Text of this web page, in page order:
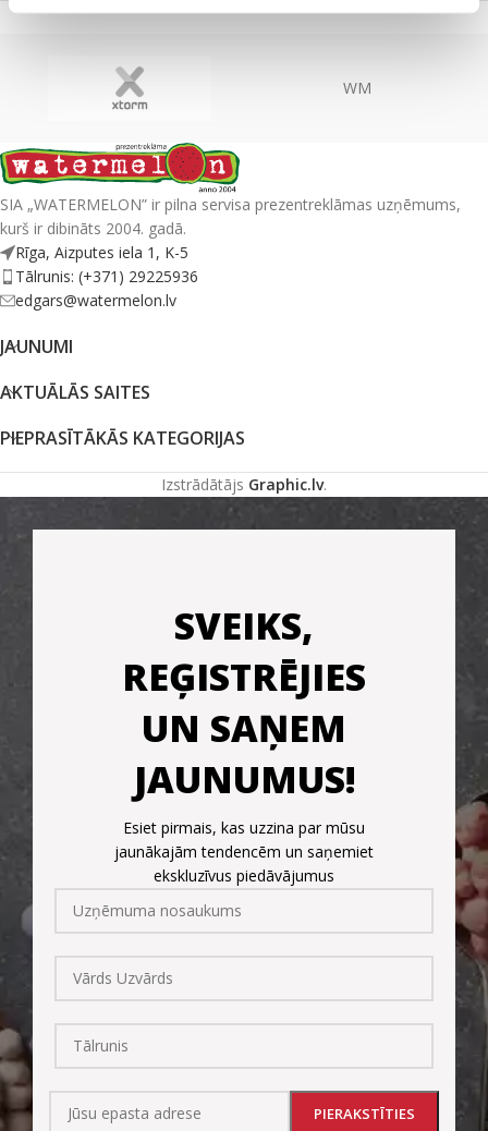
WM
SIA „WATERMELON” ir pilna servisa prezentreklāmas uzņēmums,
kurš ir dibināts 2004. gadā.
Rīga, Aizputes iela 1, K-5
Tālrunis: (+371) 29225936
edgars@watermelon.lv
JAUNUMI
AKTUĀLĀS SAITES
PIEPRASĪTĀKĀS KATEGORIJAS
Izstrādātājs Graphic.lv.
SVEIKS,
REĢISTRĒJIES
UN SAŅEM
JAUNUMUS!
Esiet pirmais, kas uzzina par mūsu
jaunākajām tendencēm un saņemiet
ekskluzīvus piedāvājumus